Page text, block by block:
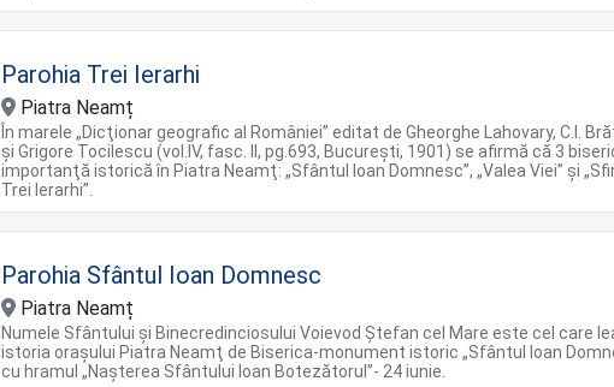
Parohia Trei Ierarhi
Piatra Neamț
În marele „Dicţionar geografic al României” editat de Gheorghe Lahovary, C.I.
şi Grigore Tocilescu (vol.IV, fasc. II, pg.693, Bucureşti, 1901) se afirmă că 3
importanţă istorică în Piatra Neamţ: „Sfântul Ioan Domnesc”, „Valea Viei” şi
Trei Ierarhi”.
Parohia Sfântul Ioan Domnesc
Piatra Neamț
Numele Sfântului şi Binecredinciosului Voievod Ştefan cel Mare este cel care
istoria oraşului Piatra Neamţ de Biserica-monument istoric „Sfântul Ioan
cu hramul „Naşterea Sfântului Ioan Botezătorul”- 24 iunie.